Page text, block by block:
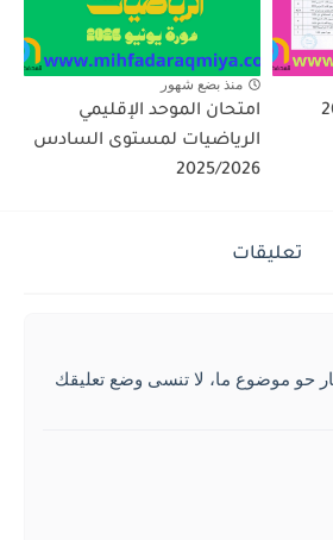
منذ بضع شهور
امتحان الموحد الإقليمي
الرياضيات لمستوى السادس
2025/2026
تعليقات
حو موضوع ما، لا تنسى وضع تعليقك